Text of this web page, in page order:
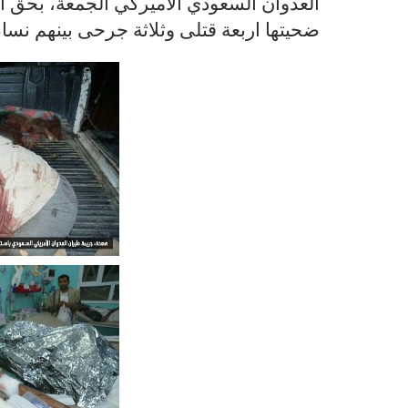
ضحيتها اربعة قتلى وثلاثة جرحى بينهم